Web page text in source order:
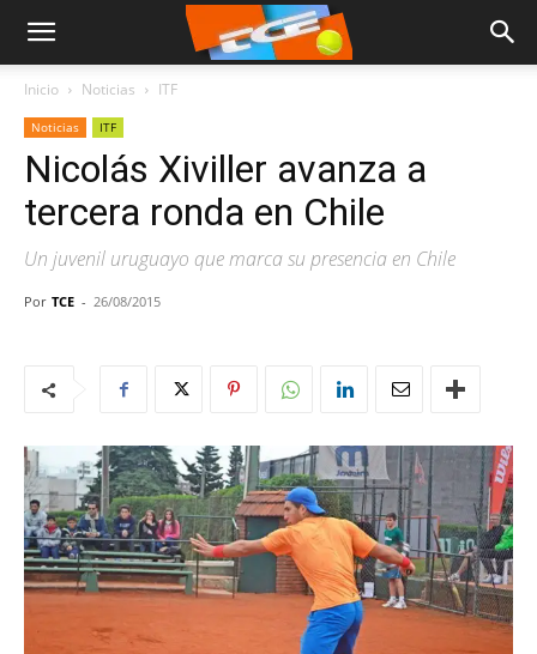
Inicio Noticias ITF
Noticias ITF
Nicolás Xiviller avanza a
tercera ronda en Chile
Un juvenil uruguayo que marca su presencia en Chile
Por TCE - 26/08/2015